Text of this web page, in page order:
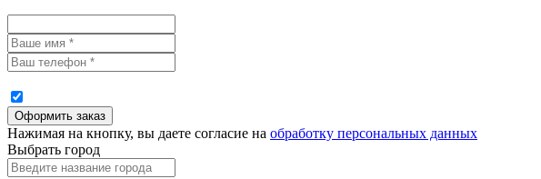
Нажимая на кнопку, вы даете согласие на обработку персональных данных
Выбрать город